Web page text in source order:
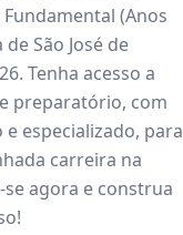
(Anos
São José de
Tenha acesso a
preparatório, com
especializado, para
carreira na
agora e construa